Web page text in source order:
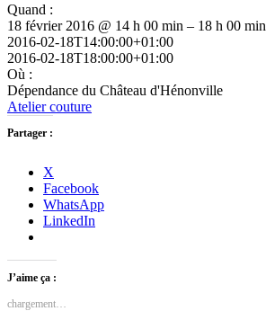
Quand :
18 février 2016 @ 14 h 00 min – 18 h 00 min
2016-02-18T14:00:00+01:00
2016-02-18T18:00:00+01:00
Où :
Dépendance du Château d'Hénonville
Atelier couture
Partager :
X
Facebook
WhatsApp
LinkedIn
J’aime ça :
chargement…